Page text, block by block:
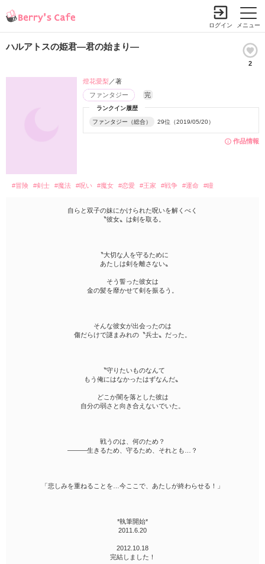
メニュー
ログイン
ハルアトスの姫君―君の始まり―
2
作品情報
ランクイン履歴
ファンタジー（総合） 29位（2019/05/20）
ファンタジー 完
燈花愛梨 ／著
#冒険 #剣士 #魔法 #呪い #魔女 #恋愛 #王家 #戦争 #運命 #瞳
自らと双子の妹にかけられた呪いを解くべく
〝彼女〟は剣を取る。
〝大切な人を守るために
あたしは剣を離さない〟
そう誓った彼女は
金の髪を靡かせて剣を振るう。
そんな彼女が出会ったのは
傷だらけで謎まみれの〝兵士〟だった。
〝守りたいものなんて
もう俺にはなかったはずなんだ〟
どこか闇を落とした彼は
自分の弱さと向き合えないでいた。
戦うのは、何のため？
―――生きるため、守るため、それとも…？
「悲しみを重ねることを…今ここで、あたしが終わらせる！」
*執筆開始*
2011.6.20
2012.10.18
完結しました！